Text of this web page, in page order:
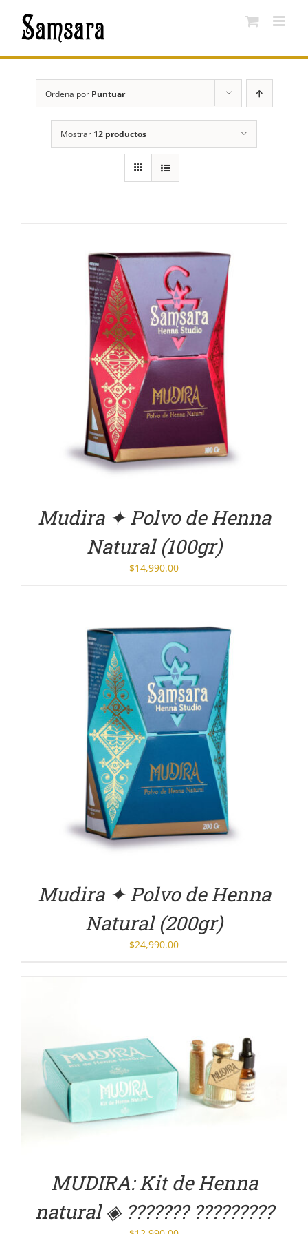
contenido
Ordena por Puntuar
Mostrar 12 productos
DETALLES
Mudira ✦ Polvo de Henna
Natural (100gr)
$14,990.00
DETALLES
Mudira ✦ Polvo de Henna
Natural (200gr)
$24,990.00
DETALLES
MUDIRA: Kit de Henna
natural ◈ ??????? ?????????